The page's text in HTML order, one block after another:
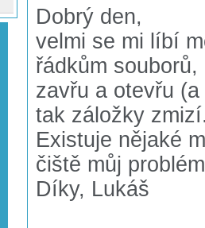
Dobrý den,
velmi se mi líbí
řádkům
zavřu a otevřu
tak záložky
Existuje nějaké
čiště můj
Díky, Lukáš